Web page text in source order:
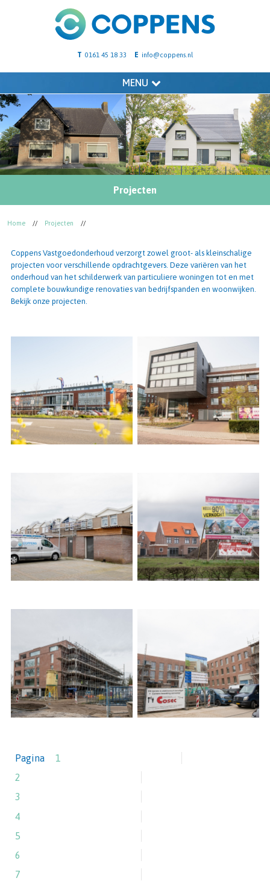
T 0161 45 18 33 E info@coppens.nl
MENU
Projecten
Home // Projecten //
Coppens Vastgoedonderhoud verzorgt zowel groot- als kleinschalige
projecten voor verschillende opdrachtgevers. Deze variëren van het
onderhoud van het schilderwerk van particuliere woningen tot en met
complete bouwkundige renovaties van bedrijfspanden en woonwijken.
Bekijk onze projecten.
Pagina
1
2
3
4
5
6
7